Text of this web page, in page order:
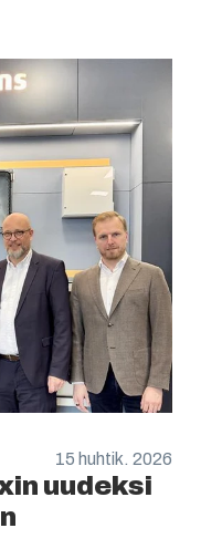
15 huhtik. 2026
uudeksi